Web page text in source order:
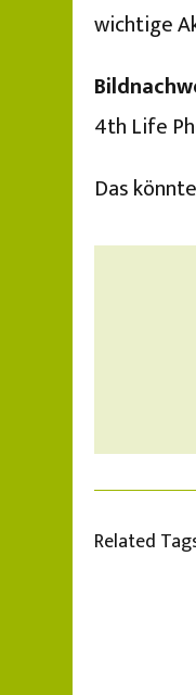
wichtige
4th Life
Das
Related